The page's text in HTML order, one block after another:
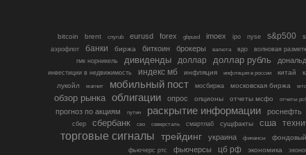
bitcoin brent cnyrub eurusd forex gbpusd imoex ipo nyse s&p500
аэрофлот банки биржа биткоин брокеры валюта вдо волновая
гмк норникель дивиденды доллар доллар рубль
инвестиции в недвижимость индекс мб инфляция инфляция в россии китай
лукойл магнит мобильный пост мосбиржа московская биржа мтс
обзор рынка облигации опрос опционы отчеты мсфо отчеты
прогноз по акциям
путин раскрытие информации роснефть
сбер сбербанк сво северсталь смартлаб сущфакты сша
торговые сигналы трейдинг украина финансы
фьючерс ртс фьючерсы цб рф экономика